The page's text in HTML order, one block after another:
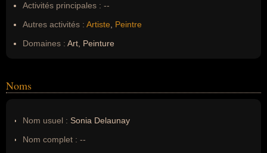
Activités principales : --
Autres activités : Artiste
Peintre
Domaines : Art, Peinture
Noms
Nom usuel : Sonia Delaunay
Nom complet : --